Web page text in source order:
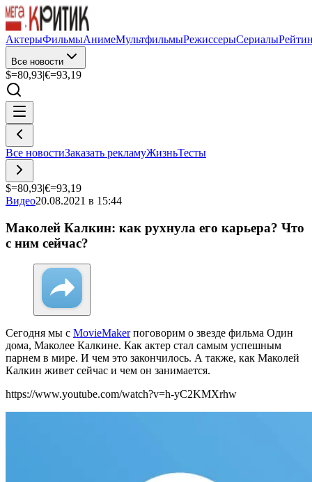
АктерыФильмыАнимеМультфильмыРежиссерыСериалы
Все новости
$=80,93|€=93,19
Все новостиЗаказать рекламуЖизньТесты
$=80,93|€=93,19
Видео20.08.2021 в 15:44
Маколей Калкин: как рухнула его карьера? Что
с ним сейчас?
Сегодня мы c MovieMakerпоговорим о звезде фильма Один
дома, Маколее Калкине. Как актер стал самым успешным
парнем в мире. И чем это закончилось. А также, как Маколей
Калкин живет сейчас и чем он занимается.
https://www.youtube.com/watch?v=h-yC2KMXrhw